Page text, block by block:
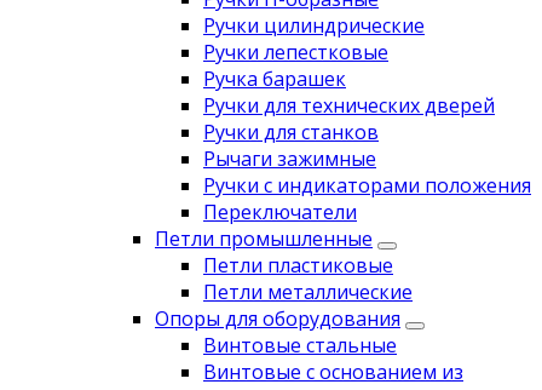
Ручки цилиндрические
Ручки лепестковые
Ручка барашек
Ручки для технических дверей
Ручки для станков
Рычаги зажимные
Ручки с индикаторами положения
Переключатели
Петли промышленные
Петли пластиковые
Петли металлические
Опоры для оборудования
Винтовые стальные
Винтовые с основанием из